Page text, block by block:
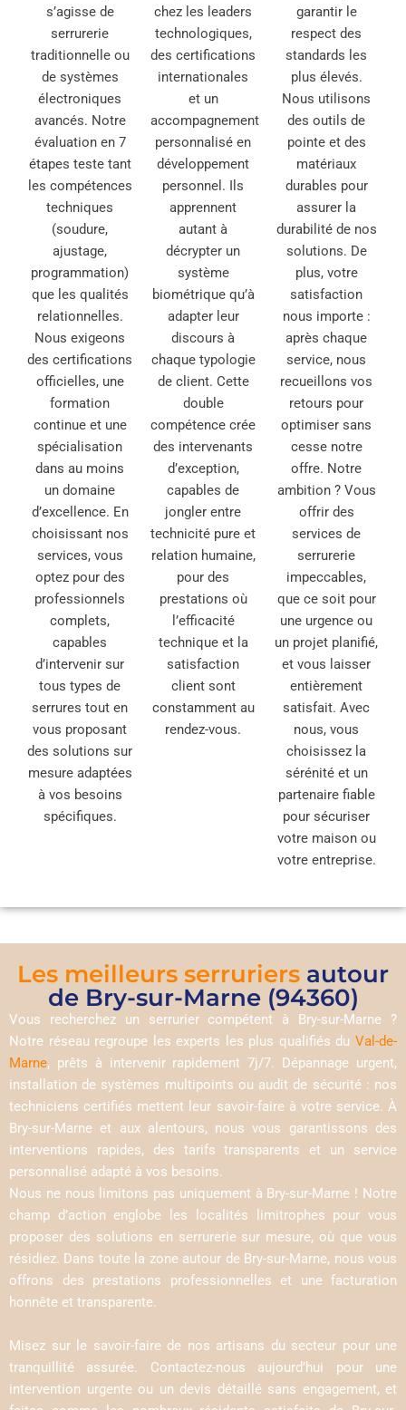
s’agisse de
serrurerie
traditionnelle ou
de systèmes
électroniques
avancés. Notre
évaluation en 7
étapes teste tant
les compétences
techniques
(soudure,
ajustage,
programmation)
que les qualités
relationnelles.
Nous exigeons
des certifications
officielles, une
formation
continue et une
spécialisation
dans au moins
un domaine
d’excellence. En
choisissant nos
services, vous
optez pour des
professionnels
complets,
capables
d’intervenir sur
tous types de
serrures tout en
vous proposant
des solutions sur
mesure adaptées
à vos besoins
spécifiques.
chez les leaders
technologiques,
des certifications
internationales
et un
accompagnement
personnalisé en
développement
personnel. Ils
apprennent
autant à
décrypter un
système
biométrique qu’à
adapter leur
discours à
chaque typologie
de client. Cette
double
compétence crée
des intervenants
d’exception,
capables de
jongler entre
technicité pure et
relation humaine,
pour des
prestations où
l’efficacité
technique et la
satisfaction
client sont
constamment au
rendez-vous.
garantir le
respect des
standards les
plus élevés.
Nous utilisons
des outils de
pointe et des
matériaux
durables pour
assurer la
durabilité de nos
solutions. De
plus, votre
satisfaction
nous importe :
après chaque
service, nous
recueillons vos
retours pour
optimiser sans
cesse notre
offre. Notre
ambition ? Vous
offrir des
services de
serrurerie
impeccables,
que ce soit pour
une urgence ou
un projet planifié,
et vous laisser
entièrement
satisfait. Avec
nous, vous
choisissez la
sérénité et un
partenaire fiable
pour sécuriser
votre maison ou
votre entreprise.
Les meilleurs serruriers autour
de Bry-sur-Marne (94360)
Vous recherchez un serrurier compétent à Bry-sur-Marne ?
Notre réseau regroupe les experts les plus qualifiés du Val-de-
Marne, prêts à intervenir rapidement 7j/7. Dépannage urgent,
installation de systèmes multipoints ou audit de sécurité : nos
techniciens certifiés mettent leur savoir-faire à votre service. À
Bry-sur-Marne et aux alentours, nous vous garantissons des
interventions rapides, des tarifs transparents et un service
personnalisé adapté à vos besoins.
Nous ne nous limitons pas uniquement à Bry-sur-Marne ! Notre
champ d’action englobe les localités limitrophes pour vous
proposer des solutions en serrurerie sur mesure, où que vous
résidiez. Dans toute la zone autour de Bry-sur-Marne, nous vous
offrons des prestations professionnelles et une facturation
honnête et transparente.
Misez sur le savoir-faire de nos artisans du secteur pour une
tranquillité assurée. Contactez-nous aujourd’hui pour une
intervention urgente ou un devis détaillé sans engagement, et